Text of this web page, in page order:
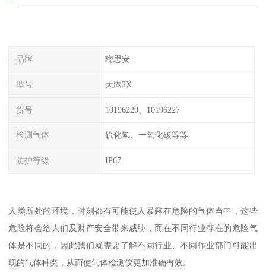
品牌 梅思安
型号 天鹰2X
货号 10196229、10196227
检测气体 硫化氢、一氧化碳等等
防护等级 IP67
人类所处的环境，时刻都有可能使人暴露在危险的气体当中，这些
危险将会给人们及财产安全带来威胁，而在不同行业存在的危险气
体是不同的，因此我们就需要了解不同行业、不同作业部门可能出
现的气体种类，从而使气体检测仪更加准确有效。